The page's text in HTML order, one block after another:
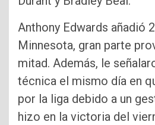
Anthony Edwards añadió
Minnesota, gran parte
mitad. Además, le
técnica el mismo día en
por la liga debido a un
hizo en la victoria del